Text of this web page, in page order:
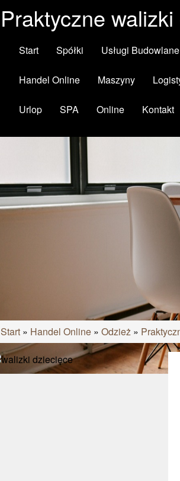
Praktyczne
Start Spółki Usługi Budowlane
Handel Online Maszyny
Urlop SPA Online Kontakt
Start » Handel Online » Odzież »